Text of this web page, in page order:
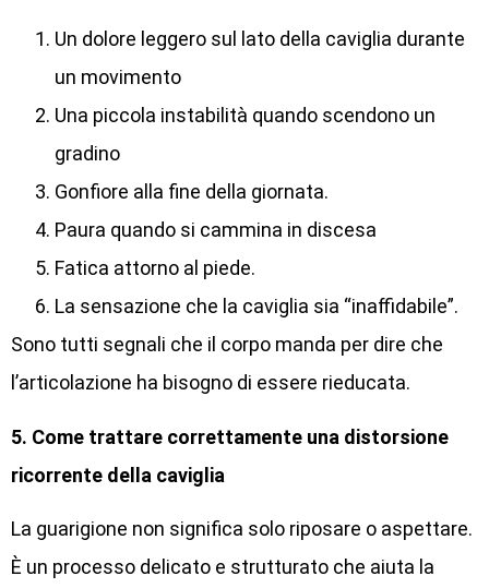
Un dolore leggero sul lato della caviglia durante
un movimento
Una piccola instabilità quando scendono un
gradino
Gonfiore alla fine della giornata.
Paura quando si cammina in discesa
Fatica attorno al piede.
La sensazione che la caviglia sia “inaffidabile”.
Sono tutti segnali che il corpo manda per dire che
l’articolazione ha bisogno di essere rieducata.
5. Come trattare correttamente una distorsione
ricorrente della caviglia
La guarigione non significa solo riposare o aspettare.
È un processo delicato e strutturato che aiuta la